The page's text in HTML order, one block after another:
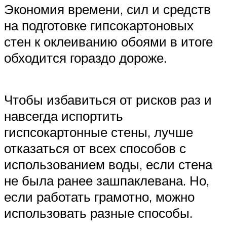
Экономия времени, сил и средств
на подготовке гипсокартоновых
стен к оклеиванию обоями в итоге
обходится гораздо дороже.
Чтобы избавиться от рисков раз и
навсегда испортить
гиспсокартонные стены, лучше
отказаться от всех способов с
использованием воды, если стена
не была ранее зашпаклевана. Но,
если работать грамотно, можно
использовать разные способы.